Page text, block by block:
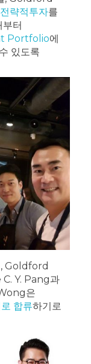
전략적투자를
터
Portfolio에
있도록
, Goldford
Y. Pang과
은
합류하기로